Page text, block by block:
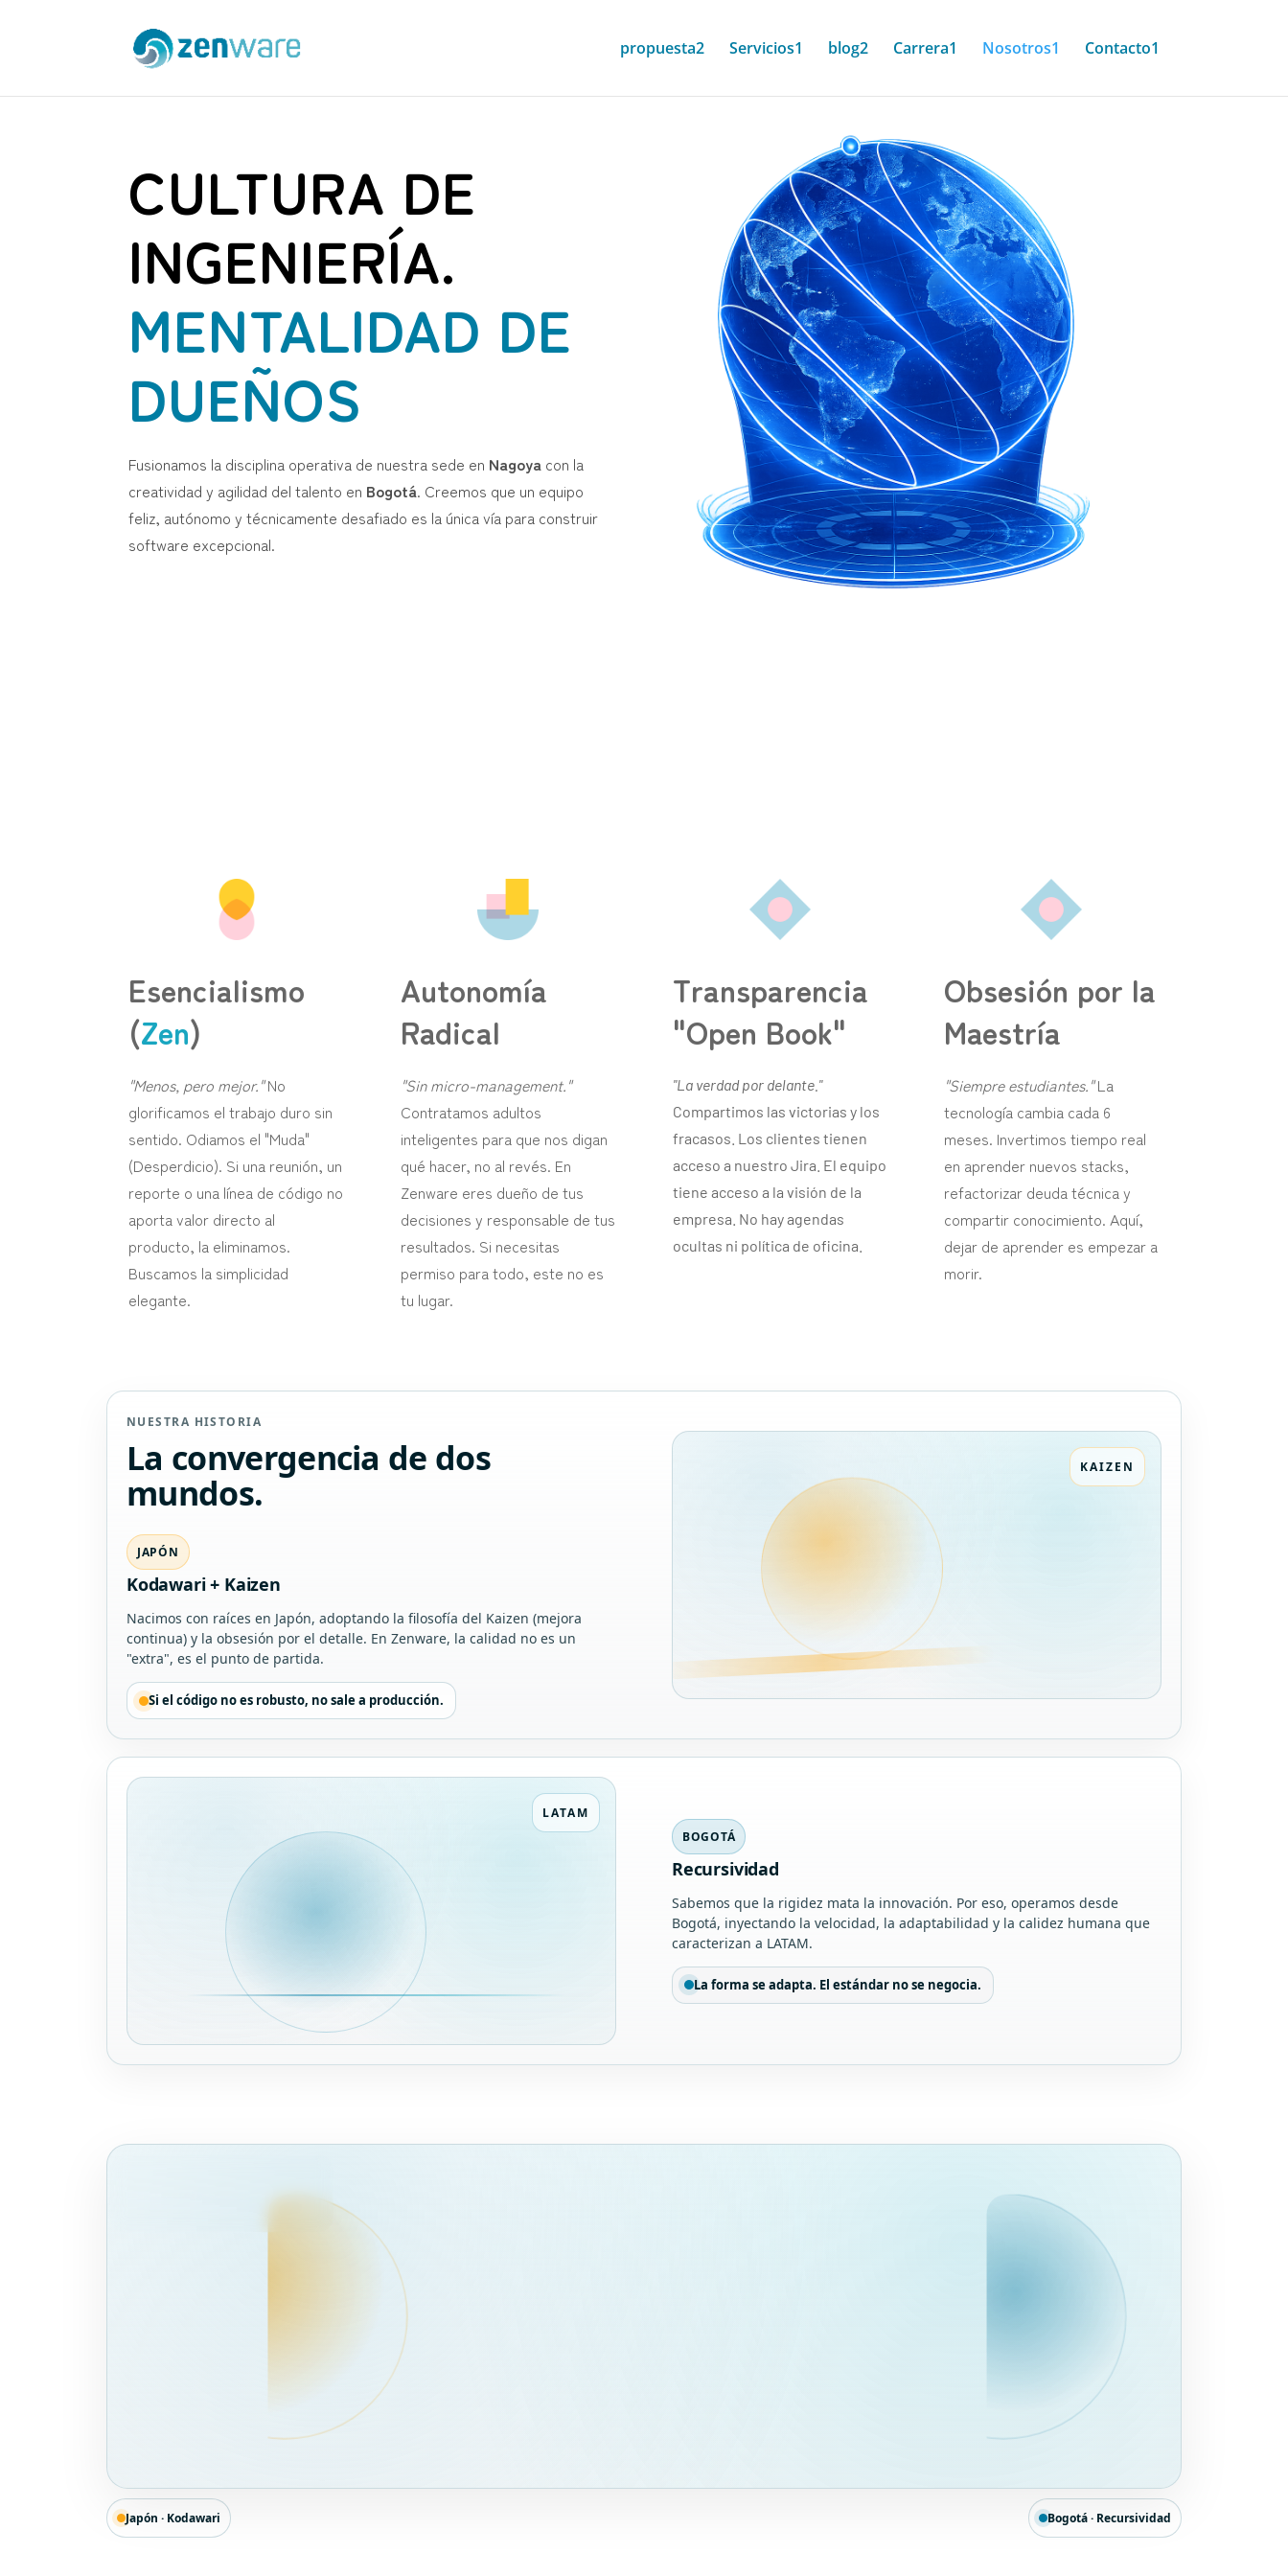
propuesta2 Servicios1 blog2 Carrera1 Nosotros1 Contacto1
CULTURA DE
INGENIERÍA.
MENTALIDAD DE
DUEÑOS
Fusionamos la disciplina operativa de nuestra sede en Nagoya con la
creatividad y agilidad del talento en Bogotá. Creemos que un equipo
feliz, autónomo y técnicamente desafiado es la única vía para construir
software excepcional.
Esencialismo
(Zen)
"Menos, pero mejor."No
glorificamos el trabajo duro sin
sentido. Odiamos el "Muda"
(Desperdicio). Si una reunión, un
reporte o una línea de código no
aporta valor directo al
producto, la eliminamos.
Buscamos la simplicidad
elegante.
Autonomía
Radical
"Sin micro-management."
Contratamos adultos
inteligentes para que nos digan
qué hacer, no al revés. En
Zenware eres dueño de tus
decisiones y responsable de tus
resultados. Si necesitas
permiso para todo, este no es
tu lugar.
Transparencia
"Open Book"
"La verdad por delante."
Compartimos las victorias y los
fracasos. Los clientes tienen
acceso a nuestro Jira. El equipo
tiene acceso a la visión de la
empresa. No hay agendas
ocultas ni política de oficina.
Obsesión por la
Maestría
"Siempre estudiantes."La
tecnología cambia cada 6
meses. Invertimos tiempo real
en aprender nuevos stacks,
refactorizar deuda técnica y
compartir conocimiento. Aquí,
dejar de aprender es empezar a
morir.
NUESTRA HISTORIA
La convergencia de dos
mundos.
JAPÓN
Kodawari + Kaizen
Nacimos con raíces en Japón, adoptando la filosofía del Kaizen (mejora
continua) y la obsesión por el detalle. En Zenware, la calidad no es un
"extra", es el punto de partida.
Si el código no es robusto, no sale a producción.
KAIZEN
LATAM
BOGOTÁ
Recursividad
Sabemos que la rigidez mata la innovación. Por eso, operamos desde
Bogotá, inyectando la velocidad, la adaptabilidad y la calidez humana que
caracterizan a LATAM.
La forma se adapta. El estándar no se negocia.
Japón · Kodawari Bogotá · Recursividad